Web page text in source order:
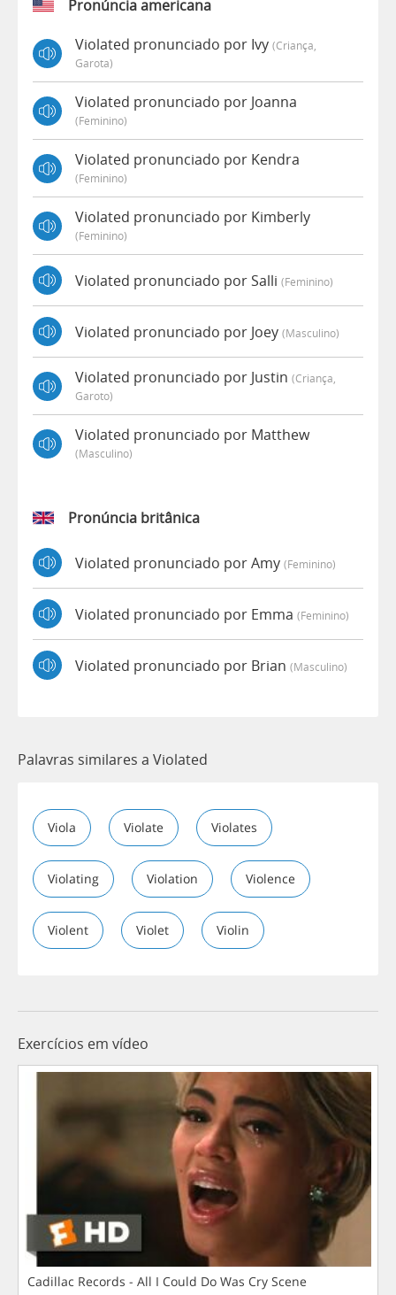
Pronúncia americana
Violated pronunciado por Ivy (criança,
Garota)
Violated pronunciado por Joanna
(feminino)
Violated pronunciado por Kendra
(feminino)
Violated pronunciado por Kimberly
(feminino)
Violated pronunciado por Salli (feminino)
Violated pronunciado por Joey (masculino)
Violated pronunciado por Justin (criança,
Garoto)
Violated pronunciado por Matthew
(masculino)
Pronúncia britânica
Violated pronunciado por Amy (feminino)
Violated pronunciado por Emma (feminino)
Violated pronunciado por Brian (masculino)
Palavras similares a Violated
Viola Violate Violates
Violating Violation Violence
Violent Violet Violin
Exercícios em vídeo
Cadillac Records - All I Could Do Was Cry Scene